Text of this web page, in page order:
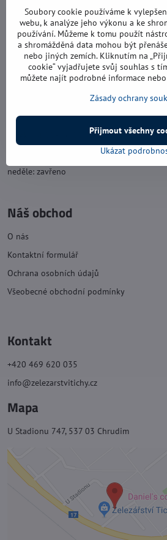
Navštivte nás
Otevírací doba:
pondělí: 8:00 - 16:00
úterý: 8:00 - 17:00
čtvrtek: 8:00 - 17:00
neděle: zavřeno
Náš obchod
O nás
Kontaktní formulář
Ochrana osobních údajů
Všeobecné obchodní podmínky
Kontakt
+420 469 620 035
info@zelezarstvitichy.cz
Mapa
U Stadionu 747, 537 03 Chrudim
Soubory cookie používáme k
webu, k analýze jeho výkonu a ke
používání. Můžeme k tomu použít
a shromážděná data mohou být
nebo jiných zemích. Kliknutím na
cookie“ vyjadřujete svůj souhlas s
můžete najít podrobné informace
Zásady ochrany
Ukázat
Přijmout všechny